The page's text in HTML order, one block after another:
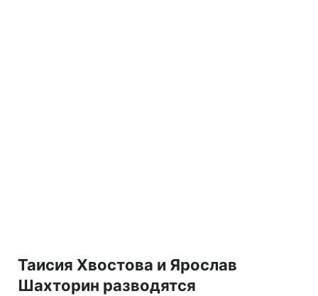
Таисия Хвостова и Ярослав
Шахторин разводятся